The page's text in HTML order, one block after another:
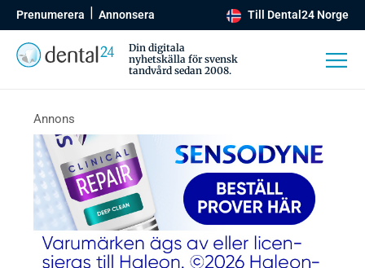
Prenumerera Annonsera Till Dental24 Norge
Din digitala
nyhetskälla för svensk
tandvård sedan 2008.